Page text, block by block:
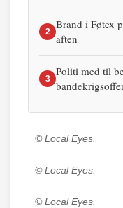
2
Brand i Føtex
aften
3
Politi med til
© Local Eyes.
© Local Eyes.
© Local Eyes.